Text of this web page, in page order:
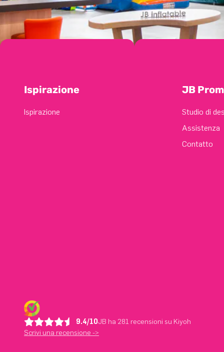
Ispirazione
Ispirazione
JB
Studio di
Assistenza
Contatto
9.4/10JB ha 281 recensioni su Kiyoh
Scrivi una recensione ->